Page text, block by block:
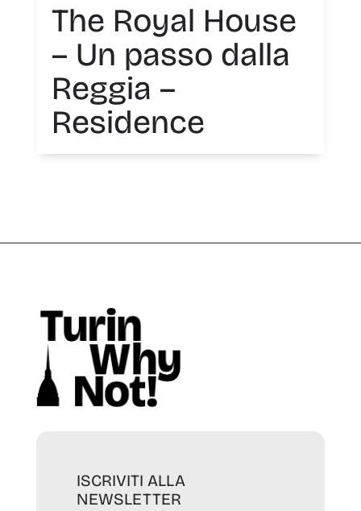
The Royal House
– Un passo dalla
Reggia –
Residence
ISCRIVITI ALLA
NEWSLETTER